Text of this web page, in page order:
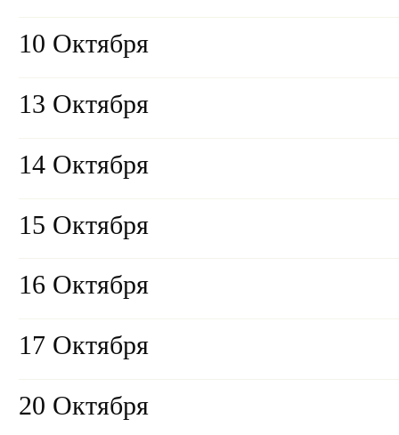
10 Октября
13 Октября
14 Октября
15 Октября
16 Октября
17 Октября
20 Октября